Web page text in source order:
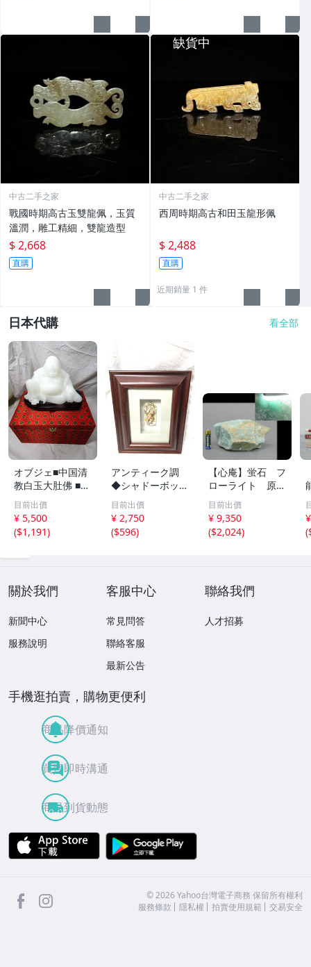
中古二手之家
戰國時期高古玉雙龍佩，玉質
溫潤，雕工精細，雙龍造型
$ 2,668
直購
中古二手之家
西周時期高古和田玉龍形佩
$ 2,488
直購
近期銷量 1 件
日本代購 看全部
オブジェ■中国清
教白玉大肚佛 ■
仏様 弥勒菩薩 ケ
ース付 美術品 置
物
目前出價
¥ 5,500
($1,191)
アンティーク調
◆シャドーボック
ス 2点 シャドウ
アート デコパー
ジュ 額縁 壁掛け
アート 3D 立体
目前出價
¥ 2,750
($596)
【心庵】蛍石 フ
ローライト 原
石 天然石 重量
1.38キロ 鉱石
パワーストーン
B1056
目前出價
¥ 9,350
($2,024)
(
關於我們
新聞中心
服務說明
客服中心
常見問答
聯絡客服
最新公告
聯絡我們
人才招募
手機逛拍賣，購物更便利
商品降價通知
買賣即時溝通
商品到貨動態
APP Store
facebook ©2026 Yahoo台灣電子商務 保留所有權利
服務條款
隱私權 拍賣使用規範 交易安全